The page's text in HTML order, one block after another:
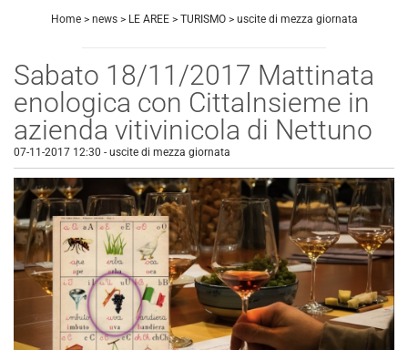
Home> news> LE AREE> TURISMO> uscite di mezza giornata
Sabato 18/11/2017 Mattinata
enologica con CittaInsieme in
azienda vitivinicola di Nettuno
07-11-2017 12:30 - uscite di mezza giornata